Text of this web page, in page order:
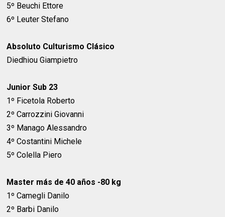
5º Beuchi Ettore
6º Leuter Stefano
Absoluto Culturismo Clásico
Diedhiou Giampietro
Junior Sub 23
1º Ficetola Roberto
2º Carrozzini Giovanni
3º Manago Alessandro
4º Costantini Michele
5º Colella Piero
Master más de 40 años -80 kg
1º Camegli Danilo
2º Barbi Danilo